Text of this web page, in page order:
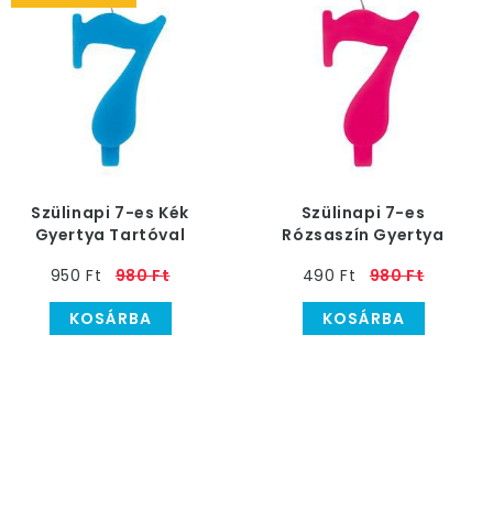
Szülinapi 7-es Kék
Gyertya Tartóval
950 Ft
980 Ft
KOSÁRBA
Szülinapi 7-es
Rózsaszín Gyertya
490 Ft
980 Ft
KOSÁRBA